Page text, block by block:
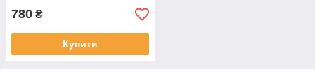
780 ₴
Купити